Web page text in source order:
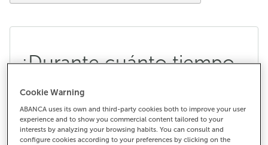
¿Durante cuánto tiempo
conservaréis mis datos
personales?
Cookie Warning
ABANCA uses its own and third-party cookies both to improve your user
experience and to show you commercial content tailored to your
interests by analyzing your browsing habits. You can consult and
configure cookies according to your preferences by clicking on the